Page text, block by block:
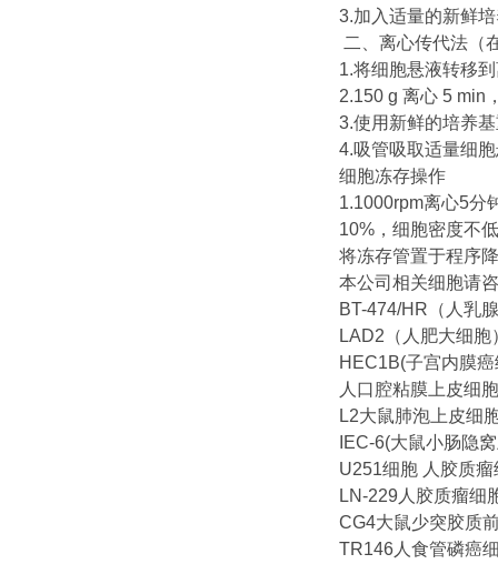
3.加入适量的新鲜
二、离心传代法（
1.将细胞悬液转移
2.150 g 离心 5 min
3.使用新鲜的培养
4.吸管吸取适量细
细胞冻存操作
1.1000rpm离心5分
10%，细胞密度不
将冻存管置于程序
本公司相关细胞请
BT-474/HR（人乳
LAD2（人肥大细胞
HEC1B(子宫内膜
人口腔粘膜上皮细胞
L2大鼠肺泡上皮细
IEC-6(大鼠小肠隐
U251细胞 人胶质瘤
LN-229人胶质瘤细
CG4大鼠少突胶质
TR146人食管磷癌